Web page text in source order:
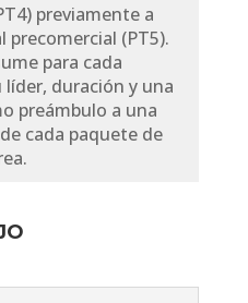
previamente a
precomercial (PT5).
para cada
duración y una
preámbulo a una
cada paquete de